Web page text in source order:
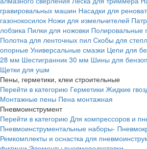
гравировальных машин Насадки для
газонокосилок Ножи для измельчителей
лобзика Пилки для ножовки Полировальные
Полотна для ленточных пил Скобы для
опорные Универсальные смазки Цепи для
28 мм Шестигранник 30 мм Шины для
Щетки для ушм
Пены, герметики, клеи строительные
Перейти в категорию Герметики Жидкие
Монтажные пены Пена монтажная
Пневмоинструмент
Перейти в категорию Для компрессоров и
Пневмоинструментальные наборы-
Ремкомплекты и оснастка для